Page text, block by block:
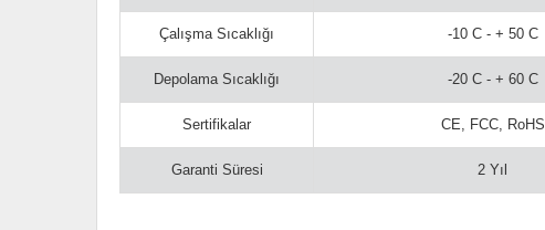
Çalışma Sıcaklığı -10 C - + 50 C
Depolama Sıcaklığı -20 C - + 60 C
Sertifikalar CE, FCC, RoHS
Garanti Süresi 2 Yıl